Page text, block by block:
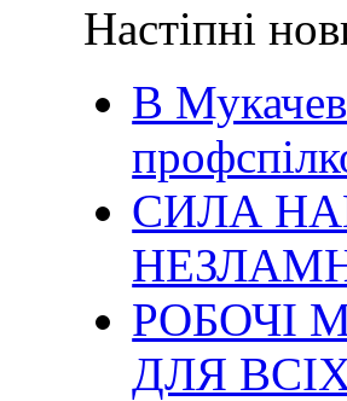
Настіпні
В
СИЛА
РОБОЧІ
ДЛЯ